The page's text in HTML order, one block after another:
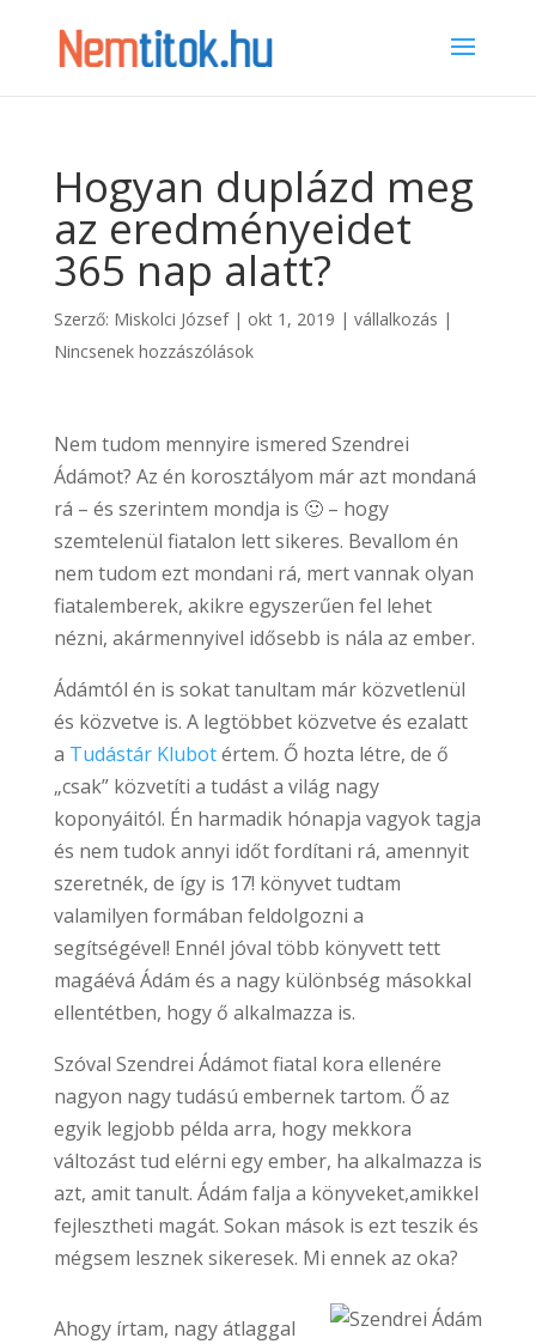
Hogyan duplázd meg
az eredményeidet
365 nap alatt?
Szerző: Miskolci József| okt 1, 2019 | vállalkozás |
Nincsenek hozzászólások
Nem tudom mennyire ismered Szendrei
Ádámot? Az én korosztályom már azt mondaná
rá – és szerintem mondja is 🙂 – hogy
szemtelenül fiatalon lett sikeres. Bevallom én
nem tudom ezt mondani rá, mert vannak olyan
fiatalemberek, akikre egyszerűen fel lehet
nézni, akármennyivel idősebb is nála az ember.
Ádámtól én is sokat tanultam már közvetlenül
és közvetve is. A legtöbbet közvetve és ezalatt
a Tudástár Klubotértem. Ő hozta létre, de ő
„csak” közvetíti a tudást a világ nagy
koponyáitól. Én harmadik hónapja vagyok tagja
és nem tudok annyi időt fordítani rá, amennyit
szeretnék, de így is 17! könyvet tudtam
valamilyen formában feldolgozni a
segítségével! Ennél jóval több könyvett tett
magáévá Ádám és a nagy különbség másokkal
ellentétben, hogy ő alkalmazza is.
Szóval Szendrei Ádámot fiatal kora ellenére
nagyon nagy tudású embernek tartom. Ő az
egyik legjobb példa arra, hogy mekkora
változást tud elérni egy ember, ha alkalmazza is
azt, amit tanult. Ádám falja a könyveket,amikkel
fejlesztheti magát. Sokan mások is ezt teszik és
mégsem lesznek sikeresek. Mi ennek az oka?
Ahogy írtam, nagy átlaggal